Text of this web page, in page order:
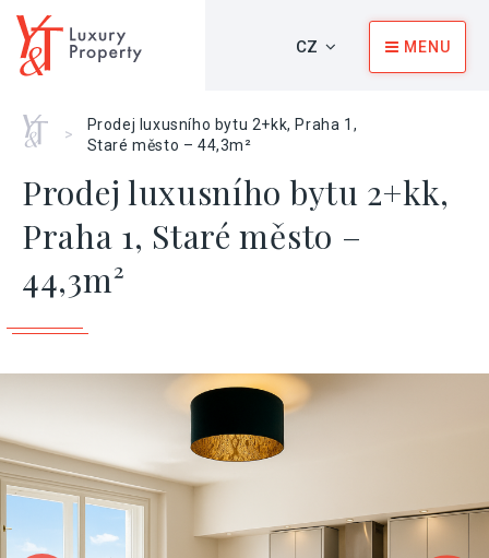
CZ MENU
Home
>
Prodej luxusního bytu 2+kk, Praha 1,
Staré město – 44,3m²
Prodej luxusního bytu 2+kk,
Praha 1, Staré město –
44,3m²